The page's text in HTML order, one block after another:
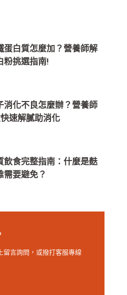
蛋白質怎麼加？營養師解
粉挑選指南!
消化不良怎麼辦？營養師
速解膩助消化
飲食完整指南：什麼是麩
需要避免？
留言詢問，或撥打客服專線